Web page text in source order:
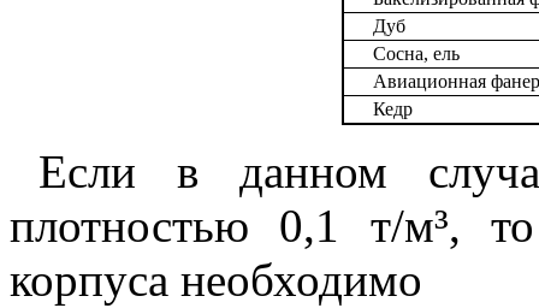
Дуб
Сосна, ель
Авиационная
Кедр
Если в данном
плотностью 0,1 т/м³,
корпуса необходимо